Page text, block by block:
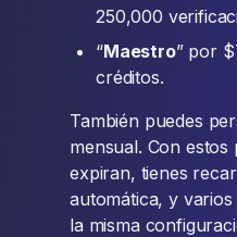
250,000
“Maestro” por
créditos.
También puedes
mensual. Con
expiran, tienes
automática, y
la misma